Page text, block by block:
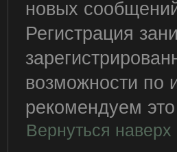
новых
Регистрация
возможности по
рекомендуем
Вернуться наверх